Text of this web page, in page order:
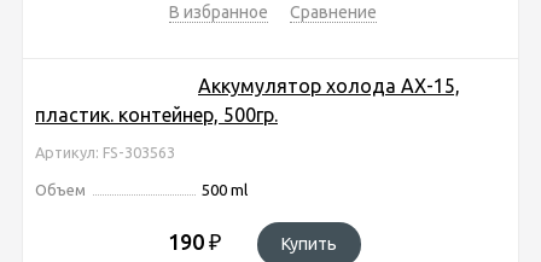
В избранное
Сравнение
Аккумулятор холода AX-15,
пластик. контейнер, 500гр.
Артикул: FS-303563
Объем 500 ml
190 ₽
Купить